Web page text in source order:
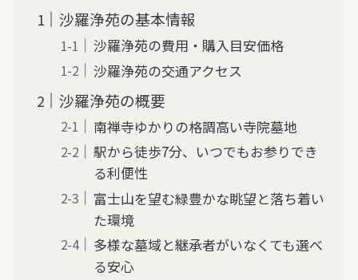
沙羅浄苑の基本情報
沙羅浄苑の費用・購入目安価格
沙羅浄苑の交通アクセス
沙羅浄苑の概要
南禅寺ゆかりの格調高い寺院墓地
駅から徒歩7分、いつでもお参りでき
る利便性
富士山を望む緑豊かな眺望と落ち着い
た環境
多様な墓域と継承者がいなくても選べ
る安心